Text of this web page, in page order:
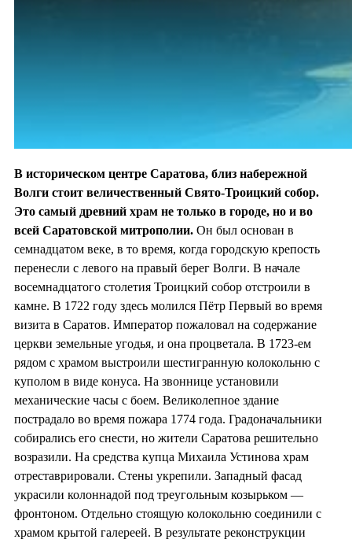
В историческом центре Саратова, близ набережной
Волги стоит величественный Свято-Троицкий собор.
Это самый древний храм не только в городе, но и во
всей Саратовской митрополии. Он был основан в
семнадцатом веке, в то время, когда городскую крепость
перенесли с левого на правый берег Волги. В начале
восемнадцатого столетия Троицкий собор отстроили в
камне. В 1722 году здесь молился Пётр Первый во время
визита в Саратов. Император пожаловал на содержание
церкви земельные угодья, и она процветала. В 1723-ем
рядом с храмом выстроили шестигранную колокольню с
куполом в виде конуса. На звоннице установили
механические часы с боем. Великолепное здание
пострадало во время пожара 1774 года. Градоначальники
собирались его снести, но жители Саратова решительно
возразили. На средства купца Михаила Устинова храм
отреставрировали. Стены укрепили. Западный фасад
украсили колоннадой под треугольным козырьком —
фронтоном. Отдельно стоящую колокольню соединили с
храмом крытой галереей. В результате реконструкции